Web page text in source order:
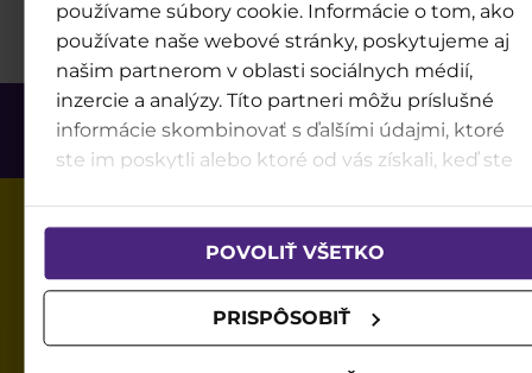
používame súbory cookie. Informácie o tom, ako
používate naše webové stránky, poskytujeme aj
našim partnerom v oblasti sociálnych médií,
inzercie a analýzy. Títo partneri môžu príslušné
informácie skombinovať s ďalšími údajmi, ktoré
ste im poskytli alebo ktoré od vás získali, keď ste
POVOLIŤ VŠETKO
PRISPÔSOBIŤ
Infolinia GOPASS